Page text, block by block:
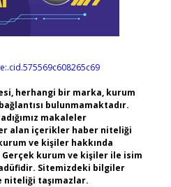
herhangi bir marka, kurum
bulunmamaktadır.
makaleler
alan içerikler haber niteliği
ve kişiler hakkında
Gerçek kurum ve kişiler ile isim
Sitemizdeki bilgiler
taşımazlar.